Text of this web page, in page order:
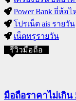
Power Bank ยี่ห้อ
โปรเน็ต ais รายวัน
เน็ตทรูรายวัน
รีวิวมือถือ
มือถือราคาไม่เกิ